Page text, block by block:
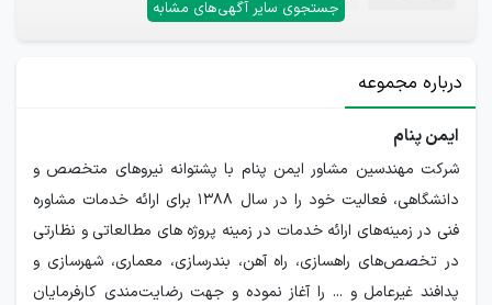
جستجوی سایر آگهی‌های مشابه
درباره مجموعه
ایمن پنام
شرکت مهندسین مشاور ایمن پنام با پشتوانه نیروهای متخصص و
دانشگاهی، فعالیت خود را در سال ۱۳۸۸ برای ارائه خدمات مشاوره
فنی در زمینه‌های ارائه خدمات در زمینه پروژه های مطالعاتی و نظارتی
در تخصص‌های راهسازی، راه آهن، بندرسازی، معماری، شهرسازی و
پدافند غیرعامل و ... را آغاز نموده و جهت رضایت‌مندی کارفرمایان